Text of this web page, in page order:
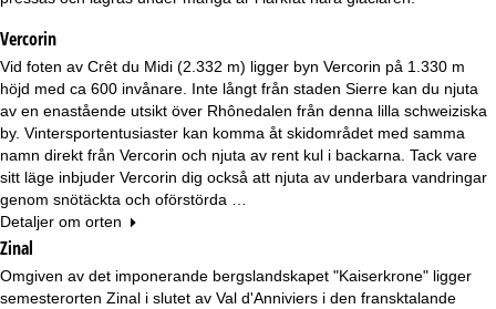
Vercorin
Vid foten av Crêt du Midi (2.332 m) ligger byn Vercorin på 1.330 m
höjd med ca 600 invånare. Inte långt från staden Sierre kan du njuta
av en enastående utsikt över Rhônedalen från denna lilla schweiziska
by. Vintersportentusiaster kan komma åt skidområdet med samma
namn direkt från Vercorin och njuta av rent kul i backarna. Tack vare
sitt läge inbjuder Vercorin dig också att njuta av underbara vandringar
genom snötäckta och oförstörda …
Detaljer om orten
Zinal
Omgiven av det imponerande bergslandskapet "Kaiserkrone" ligger
semesterorten Zinal i slutet av Val d'Anniviers i den fransktalande